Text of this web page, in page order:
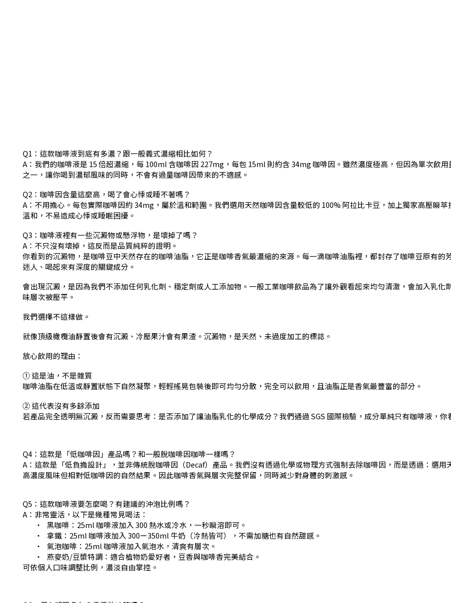
Q1：這款咖啡液到底有多濃？跟一般義式濃縮相比如何？
A：我們的咖啡液是 15 倍超濃縮，每 100ml 含咖啡因 227mg，每包 15ml 則約含 34mg 咖啡因。雖然濃度極高，但因為單次飲
之一，讓你喝到濃郁風味的同時，不會有過量咖啡因帶來的不適感。
Q2：咖啡因含量這麼高，喝了會心悸或睡不著嗎？
A：不用擔心。每包實際咖啡因約 34mg，屬於溫和範圍。我們選用天然咖啡因含量較低的 100% 阿拉比卡豆，加上獨家高壓瞬
溫和，不易造成心悸或睡眠困擾。
Q3：咖啡液裡有一些沉澱物或懸浮物，是壞掉了嗎？
A：不只沒有壞掉，這反而是品質純粹的證明。
你看到的沉澱物，是咖啡豆中天然存在的咖啡油脂，它正是咖啡香氣最濃縮的來源。每一滴咖啡油脂裡，都封存了咖啡豆原有
迷人、喝起來有深度的關鍵成分。
會出現沉澱，是因為我們不添加任何乳化劑、穩定劑或人工添加物。一般工業咖啡飲品為了讓外觀看起來均勻清澈，會加入乳
味層次被壓平。
我們選擇不這樣做。
就像頂級橄欖油靜置後會有沉澱、冷壓果汁會有果渣。沉澱物，是天然、未過度加工的標誌。
放心飲用的理由：
① 這是油，不是雜質
咖啡油脂在低溫或靜置狀態下自然凝聚，輕輕搖晃包裝後即可均勻分散，完全可以飲用，且油脂正是香氣最豐富的部分。
② 這代表沒有多餘添加
若產品完全透明無沉澱，反而需要思考：是否添加了讓油脂乳化的化學成分？我們通過 SGS 國際檢驗，成分單純只有咖啡液，
Q4：這款是「低咖啡因」產品嗎？和一般脫咖啡因咖啡一樣嗎？
A：這款是「低負擔設計」，並非傳統脫咖啡因（Decaf）產品。我們沒有透過化學或物理方式強制去除咖啡因，而是透過：選
高濃度風味但相對低咖啡因的自然結果。因此咖啡香氣與層次完整保留，同時減少對身體的刺激感。
Q5：這款咖啡液要怎麼喝？有建議的沖泡比例嗎？
A：非常靈活，以下是幾種常見喝法：
•
黑咖啡：25ml 咖啡液加入 300 熱水或冷水，一秒瞬溶即可。
•
拿鐵：25ml 咖啡液加入 300ー350ml 牛奶（冷熱皆可），不需加糖也有自然甜感。
•
氣泡咖啡：25ml 咖啡液加入氣泡水，清爽有層次。
•
燕麥奶/豆漿特調：適合植物奶愛好者，豆香與咖啡香完美結合。
可依個人口味調整比例，濃淡自由掌控。